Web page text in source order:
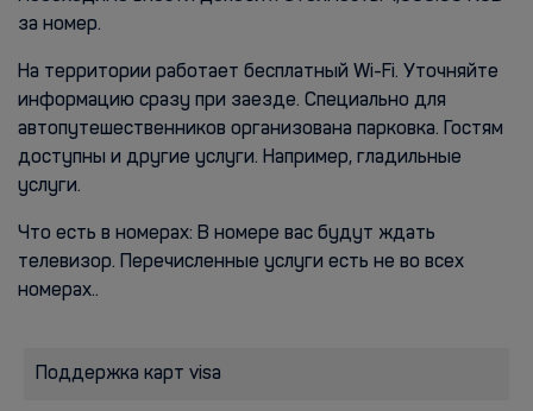
за номер.
На территории работает бесплатный Wi-Fi. Уточняйте
информацию сразу при заезде. Специально для
автопутешественников организована парковка. Гостям
доступны и другие услуги. Например, гладильные
услуги.
Что есть в номерах: В номере вас будут ждать
телевизор. Перечисленные услуги есть не во всех
номерах..
Поддержка карт visa